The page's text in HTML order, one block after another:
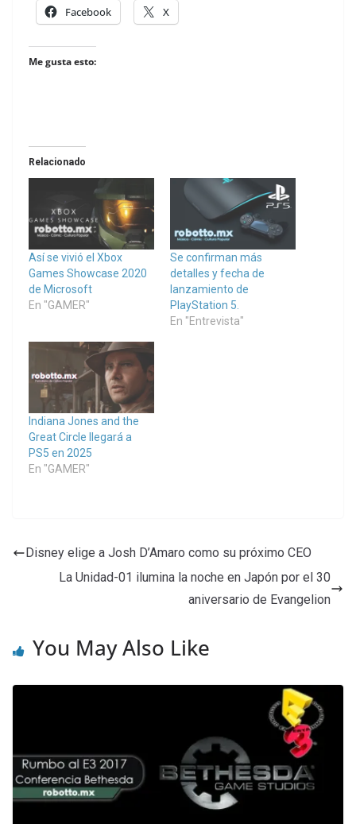
Facebook X
Me gusta esto:
Relacionado
Así se vivió el Xbox
Games Showcase 2020
de Microsoft
En "GAMER"
Se confirman más
detalles y fecha de
lanzamiento de
PlayStation 5.
En "Entrevista"
Indiana Jones and the
Great Circle llegará a
PS5 en 2025
En "GAMER"
Disney elige a Josh D’Amaro como su próximo CEO
La Unidad-01 ilumina la noche en Japón por el 30
aniversario de Evangelion
You May Also Like